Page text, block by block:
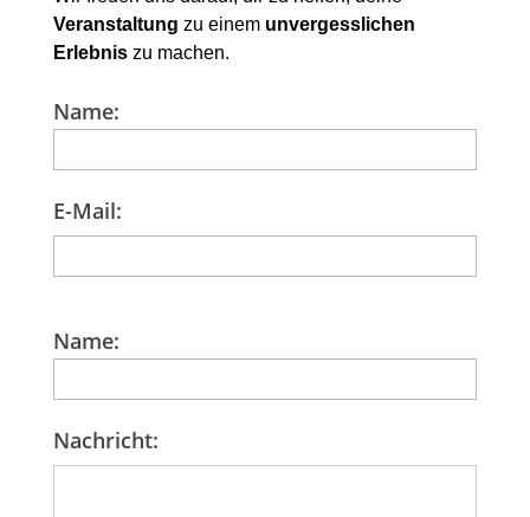
Veranstaltung zu einem unvergesslichen
Erlebniszu machen.
Name:
E-Mail:
Name:
Nachricht: